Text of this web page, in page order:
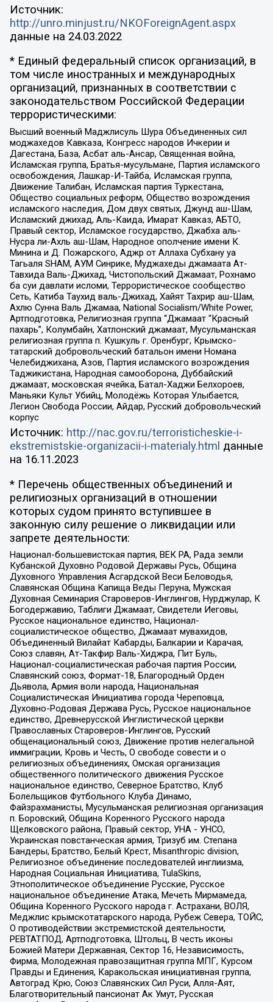
Источник:
http://unro.minjust.ru/NKOForeignAgent.aspx
данные на 24.03.2022
* Единый федеральный список организаций, в
том числе иностранных и международных
организаций, признанных в соответствии с
законодательством Российской Федерации
террористическими:
Высший военный Маджлисуль Шура Объединенных сил
моджахедов Кавказа, Конгресс народов Ичкерии и
Дагестана, База, Асбат аль-Ансар, Священная война,
Исламская группа, Братья-мусульмане, Партия исламского
освобождения, Лашкар-И-Тайба, Исламская группа,
Движение Талибан, Исламская партия Туркестана,
Общество социальных реформ, Общество возрождения
исламского наследия, Дом двух святых, Джунд аш-Шам,
Исламский джихад, Аль-Каида, Имарат Кавказ, АБТО,
Правый сектор, Исламское государство, Джабха аль-
Нусра ли-Ахль аш-Шам, Народное ополчение имени К.
Минина и Д. Пожарского, Аджр от Аллаха Субхану уа
Тагьаля SHAM, АУМ Синрике, Муджахеды джамаата Ат-
Тавхида Валь-Джихад, Чистопольский Джамаат, Рохнамо
ба суи давлати исломи, Террористическое сообщество
Сеть, Катиба Таухид валь-Джихад, Хайят Тахрир аш-Шам,
Ахлю Сунна Валь Джамаа, National Socialism/White Power,
Артподготовка, Религиозная группа “Джамаат “Красный
пахарь”, Колумбайн, Хатлонский джамаат, Мусульманская
религиозная группа п. Кушкуль г. Оренбург, Крымско-
татарский добровольческий батальон имени Номана
Челебиджихана, Азов, Партия исламского возрождения
Таджикистана, Народная самооборона, Дуббайский
джамаат, московская ячейка, Батал-Хаджи Белхороев,
Маньяки Культ Убийц, Молодёжь Которая Улыбается,
Легион Свобода России, Айдар, Русский добровольческий
корпус
Источник: http://nac.gov.ru/terroristicheskie-i-
ekstremistskie-organizacii-i-materialy.html данные
на 16.11.2023
* Перечень общественных объединений и
религиозных организаций в отношении
которых судом принято вступившее в
законную силу решение о ликвидации или
запрете деятельности:
Национал-большевистская партия, ВЕК РА, Рада земли
Кубанской Духовно Родовой Державы Русь, Община
Духовного Управления Асгардской Веси Беловодья,
Славянская Община Капища Веды Перуна, Мужская
Духовная Семинария Староверов-Инглингов, Нурджулар, К
Богодержавию, Таблиги Джамаат, Свидетели Иеговы,
Русское национальное единство, Национал-
социалистическое общество, Джамаат мувахидов,
Объединенный Вилайат Кабарды, Балкарии и Карачая,
Союз славян, Ат-Такфир Валь-Хиджра, Пит Буль,
Национал-социалистическая рабочая партия России,
Славянский союз, Формат-18, Благородный Орден
Дьявола, Армия воли народа, Национальная
Социалистическая Инициатива города Череповца,
Духовно-Родовая Держава Русь, Русское национальное
единство, Древнерусской Инглистической церкви
Православных Староверов-Инглингов, Русский
общенациональный союз, Движение против нелегальной
иммиграции, Кровь и Честь, О свободе совести и о
религиозных объединениях, Омская организация
общественного политического движения Русское
национальное единство, Северное Братство, Клуб
Болельщиков Футбольного Клуба Динамо,
Файзрахманисты, Мусульманская религиозная организация
п. Боровский, Община Коренного Русского народа
Щелковского района, Правый сектор, УНА - УНСО,
Украинская повстанческая армия, Тризуб им. Степана
Бандеры, Братство, Белый Крест, Misanthropic division,
Религиозное объединение последователей инглиизма,
Народная Социальная Инициатива, TulaSkins,
Этнополитическое объединение Русские, Русское
национальное объединение Атака, Мечеть Мирмамеда,
Община Коренного Русского народа г. Астрахани, ВОЛЯ,
Меджлис крымскотатарского народа, Рубеж Севера, ТОЙС,
О противодействии экстремистской деятельности,
РЕВТАТПОД, Артподготовка, Штольц, В честь иконы
Божией Матери Державная, Сектор 16, Независимость,
Фирма, Молодежная правозащитная группа МПГ, Курсом
Правды и Единения, Каракольская инициативная группа,
Автоград Крю, Союз Славянских Сил Руси, Алля-Аят,
Благотворительный пансионат Ак Умут, Русская